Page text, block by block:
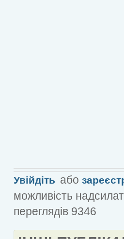
Увійдіть або
можливість
переглядів 9346